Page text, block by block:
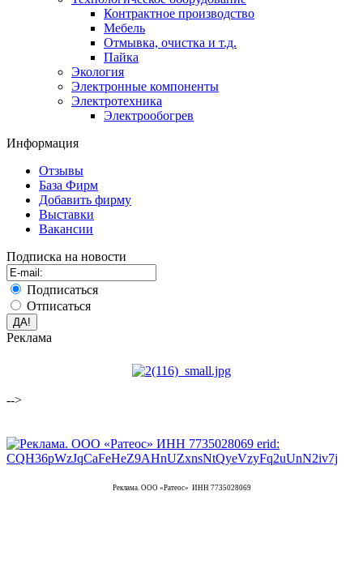
Контрактное производство
Мебель
Отмывка, очистка и т.д.
Пайка
Экология
Электронные компоненты
Электротехника
Электрообогрев
Информация
Отзывы
База Фирм
Добавить фирму
Выставки
Вакансии
Подписка на новости
Подписаться
Отписаться
Реклама
-->
Реклама. ООО «Ратеос» ИНН 7735028069